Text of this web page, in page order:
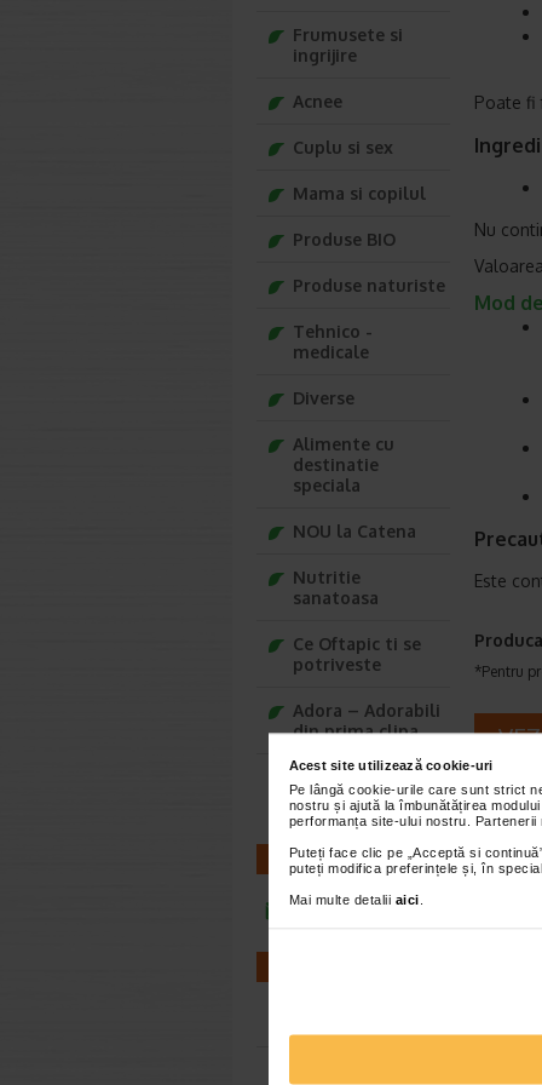
Acest site utilizează cookie-uri
Pe lângă cookie-urile care sunt strict
nostru și ajută la îmbunătățirea
performanța site-ului nostru.
Puteți face clic pe „Acceptă si
puteți modifica preferințele și, în
Mai multe detalii aici
Poate fi
Nu
Mod
Este
*Pentru
Frumusete si
ingrijire
Acnee
Cuplu si sex
Mama si copilul
Produse BIO
Produse naturiste
Tehnico -
medicale
Diverse
Alimente cu
destinatie
speciala
NOU la Catena
Nutritie
sanatoasa
Ce Oftapic ti se
potriveste
Adora – Adorabili
din prima clipa
Seturi cadou
Baylis&Harding
CONTACT
infoline@catena.ro